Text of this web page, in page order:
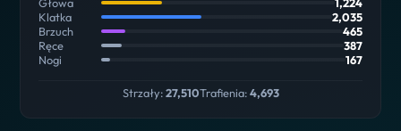
Klatka
2,035
Brzuch
465
Ręce
387
Nogi
167
Strzały:27,510Trafienia:4,693